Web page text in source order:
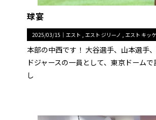
球宴
2025/03/15｜ エスト エスト ジリーノ エスト キッ
本部の中西です！ 大谷選手、山本選手
ドジャースの一員として、東京ドーム
し